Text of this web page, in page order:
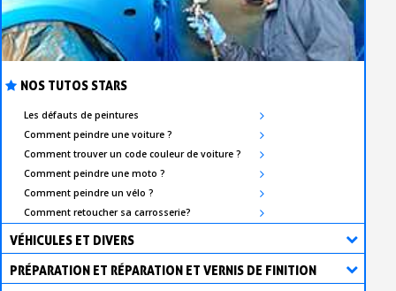
NOS TUTOS STARS
Les défauts de peintures
Comment peindre une voiture ?
Comment trouver un code couleur de voiture ?
Comment peindre une moto ?
Comment peindre un vélo ?
Comment retoucher sa carrosserie?
VÉHICULES ET DIVERS
PRÉPARATION ET RÉPARATION ET VERNIS DE FINITION